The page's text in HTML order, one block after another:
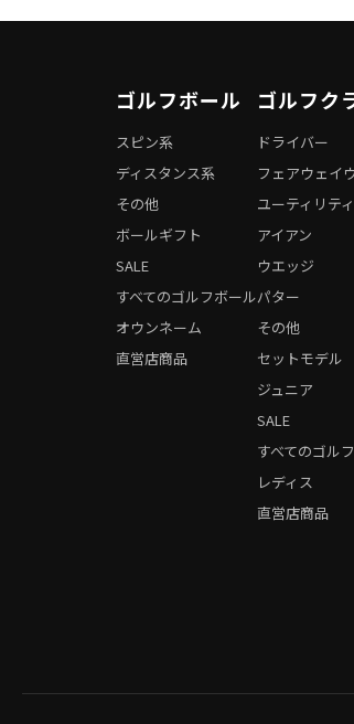
ゴルフボール
オウンネーム
直営店商品
スピン系
ディスタンス系
その他
ボールギフト
SALE
すべてのゴルフボール
ゴルフク
レディス
直営店商品
ドライバー
フェアウェイ
ユーティリティ
アイアン
ウエッジ
パター
その他
セットモデル
ジュニア
SALE
すべてのゴル